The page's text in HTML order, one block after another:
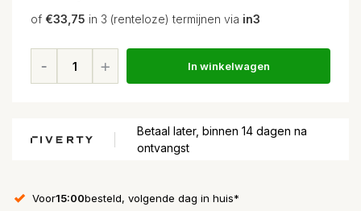
of €33,75 in 3 (renteloze) termijnen via in3
In winkelwagen
Betaal later, binnen 14 dagen na
ontvangst
Voor15:00besteld, volgende dag in huis*